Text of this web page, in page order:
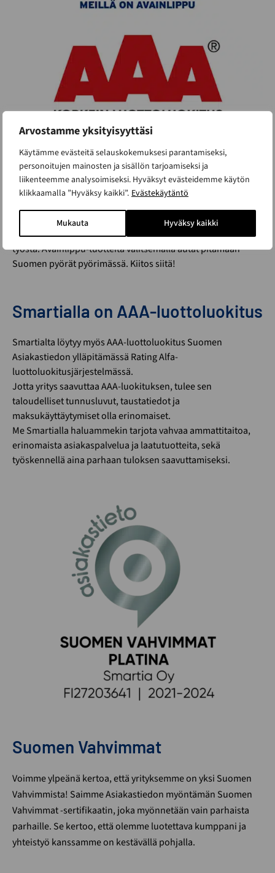
Arvostamme yksityisyyttäsi
Käytämme evästeitä selauskokemuksesi parantamiseksi,
personoitujen mainosten ja sisällön tarjoamiseksi ja
liikenteemme analysoimiseksi. Hyväksyt evästeidemme käytön
klikkaamalla ”Hyväksy kaikki”. Evästekäytäntö
Mukauta Hyväksy kaikki
Smartialle on myönnetty
avainlippu
Smartialla on uskottu alusta asti kotimaiseen tekemiseen.
Tuotteillemme myönnettiin Avainlippumerkki suomalaisesta
työstä. Avainlippu-tuotteita valitsemalla autat pitämään
Suomen pyörät pyörimässä. Kiitos siitä!
Smartialla on AAA-luottoluokitus
Smartialta löytyy myös AAA-luottoluokitus Suomen
Asiakastiedon ylläpitämässä Rating Alfa-
luottoluokitusjärjestelmässä.
Jotta yritys saavuttaa AAA-luokituksen, tulee sen
taloudelliset tunnusluvut, taustatiedot ja
maksukäyttäytymiset olla erinomaiset.
Me Smartialla haluammekin tarjota vahvaa ammattitaitoa,
erinomaista asiakaspalvelua ja laatutuotteita, sekä
työskennellä aina parhaan tuloksen saavuttamiseksi.
Suomen Vahvimmat
Voimme ylpeänä kertoa, että yrityksemme on yksi Suomen
Vahvimmista! Saimme Asiakastiedon myöntämän Suomen
Vahvimmat -sertifikaatin, joka myönnetään vain parhaista
parhaille. Se kertoo, että olemme luotettava kumppani ja
yhteistyö kanssamme on kestävällä pohjalla.